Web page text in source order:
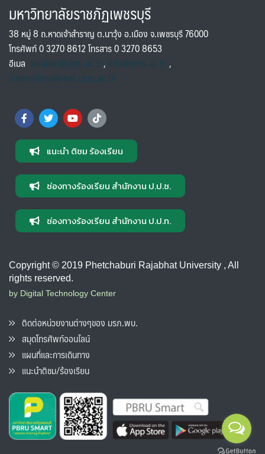
มหาวิทยาลัยราชภัฏเพชรบุรี
38 หมู่ 8 ถ.หาดเจ้าสำราญ ต.นาวุ้ง อ.เมือง จ.เพชรบุรี 76000
โทรศัพท์ 0 3270 8612 โทรสาร 0 3270 8653
อีเมล saraban@pbru.ac.th, info@pbru.ac.th,
international@mail.pbru.ac.th
แนะนำ ติชม ร้องเรียน
ช่องทางร้องเรียน สำนักงาน ป.ป.ช.
ช่องทางร้องเรียน สำนักงาน ป.ป.ท.
Copyright © 2019 Phetchaburi Rajabhat University , All
rights reserved.
by Digital Technology Center
ติดต่อหน่วยงานต่างๆของ มรภ.พบ.
สมุดโทรศัพท์ออนไลน์
แผนที่และการเดินทาง
แนะนำติชม/ร้องเรียน